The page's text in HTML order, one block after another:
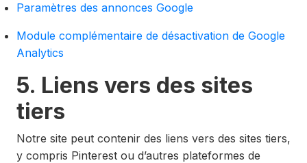
Paramètres des annonces Google
Module complémentaire de désactivation de Google
Analytics
5. Liens vers des sites
tiers
Notre site peut contenir des liens vers des sites tiers,
y compris Pinterest ou d’autres plateformes de